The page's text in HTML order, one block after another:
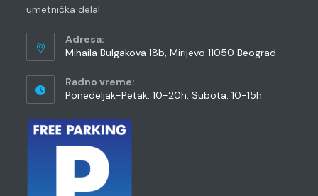
umetnička dela!
Adresa:
Mihaila Bulgakova 18b, Mirijevo 11050 Beograd
Radno vreme:
Ponedeljak-Petak: 10-20h, Subota: 10-15h